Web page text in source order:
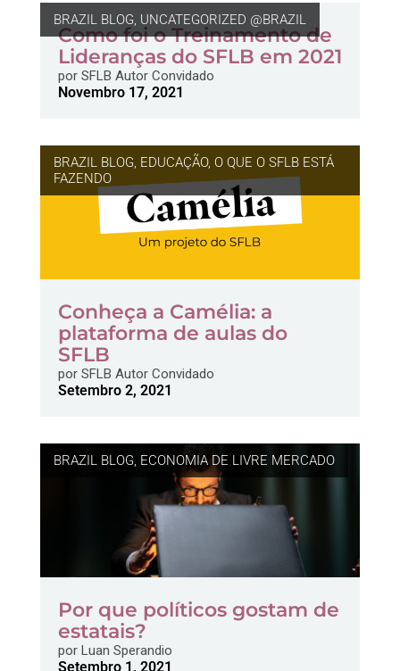
BRAZIL BLOG, UNCATEGORIZED @BRAZIL
Como foi o Treinamento de
Lideranças do SFLB em 2021
porSFLB Autor Convidado
Novembro 17, 2021
BRAZIL BLOG, EDUCAÇÃO, O QUE O SFLB ESTÁ
FAZENDO
Conheça a Camélia: a
plataforma de aulas do
SFLB
porSFLB Autor Convidado
Setembro 2, 2021
BRAZIL BLOG, ECONOMIA DE LIVRE MERCADO
Por que políticos gostam de
estatais?
porLuan Sperandio
Setembro 1, 2021